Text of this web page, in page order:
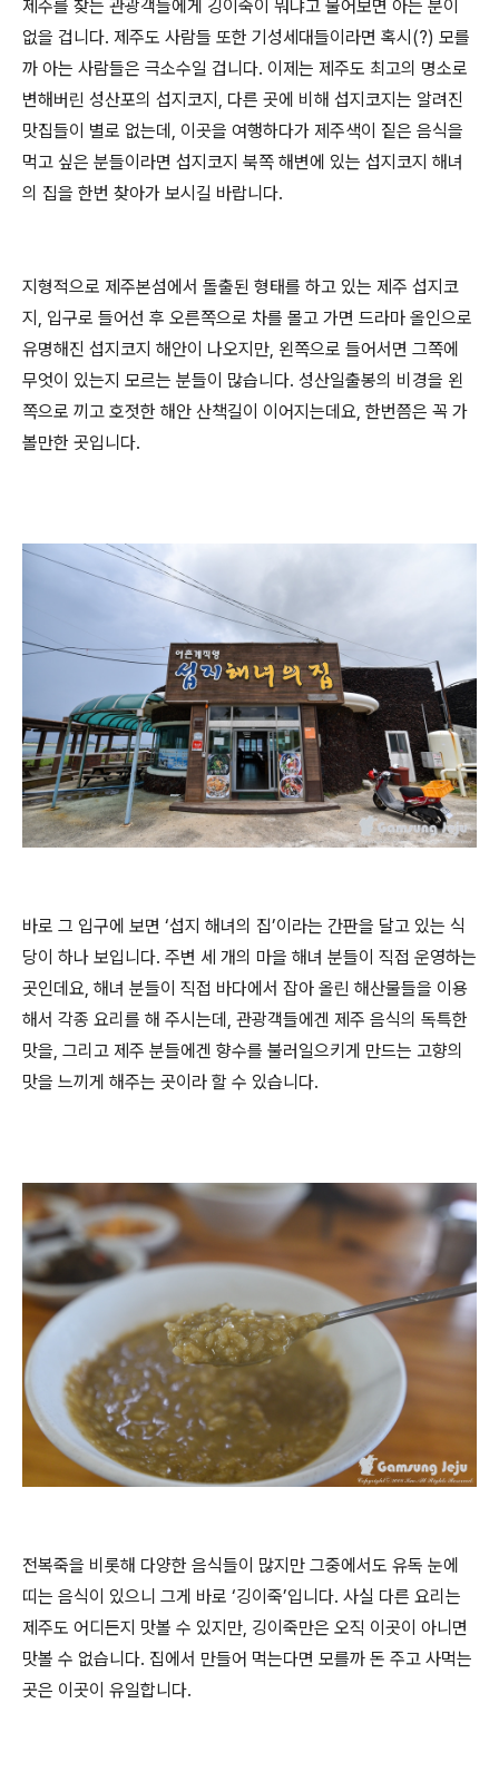
제주를 찾는 관광객들에게 깅이죽이 뭐냐고 물어보면 아는 분이
없을 겁니다. 제주도 사람들 또한 기성세대들이라면 혹시(?) 모를
까 아는 사람들은 극소수일 겁니다. 이제는 제주도 최고의 명소로
변해버린 성산포의 섭지코지, 다른 곳에 비해 섭지코지는 알려진
맛집들이 별로 없는데, 이곳을 여행하다가 제주색이 짙은 음식을
먹고 싶은 분들이라면 섭지코지 북쪽 해변에 있는 섭지코지 해녀
의 집을 한번 찾아가 보시길 바랍니다.
지형적으로 제주본섬에서 돌출된 형태를 하고 있는 제주 섭지코
지, 입구로 들어선 후 오른쪽으로 차를 몰고 가면 드라마 올인으로
유명해진 섭지코지 해안이 나오지만, 왼쪽으로 들어서면 그쪽에
무엇이 있는지 모르는 분들이 많습니다. 성산일출봉의 비경을 왼
쪽으로 끼고 호젓한 해안 산책길이 이어지는데요, 한번쯤은 꼭 가
볼만한 곳입니다.
바로 그 입구에 보면 ‘섭지 해녀의 집’이라는 간판을 달고 있는 식
당이 하나 보입니다. 주변 세 개의 마을 해녀 분들이 직접 운영하는
곳인데요, 해녀 분들이 직접 바다에서 잡아 올린 해산물들을 이용
해서 각종 요리를 해 주시는데, 관광객들에겐 제주 음식의 독특한
맛을, 그리고 제주 분들에겐 향수를 불러일으키게 만드는 고향의
맛을 느끼게 해주는 곳이라 할 수 있습니다.
전복죽을 비롯해 다양한 음식들이 많지만 그중에서도 유독 눈에
띠는 음식이 있으니 그게 바로 ‘깅이죽’입니다. 사실 다른 요리는
제주도 어디든지 맛볼 수 있지만, 깅이죽만은 오직 이곳이 아니면
맛볼 수 없습니다. 집에서 만들어 먹는다면 모를까 돈 주고 사먹는
곳은 이곳이 유일합니다.